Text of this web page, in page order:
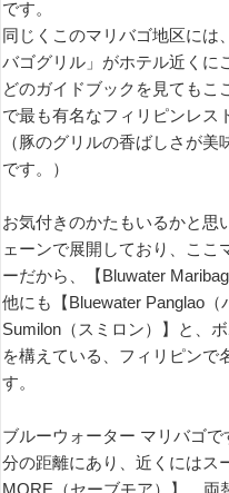
です。
同じくこのマリバゴ地区には
バゴグリル」がホテル近くに
どのガイドブックを見てもこ
で最も有名なフィリピンレス
（豚のグリルの香ばしさが
です。）
お気付きのかたもいるかと思
ェーンで展開しており、ここ
ーだから、【Bluwater
他にも【Bluewater Panglao
Sumilon（スミロン）】と、
を構えている、フィリピンで
す。
ブルーウォーター マリバゴ
分の距離にあり、近くにはス
MORE（セーブモア）】、両